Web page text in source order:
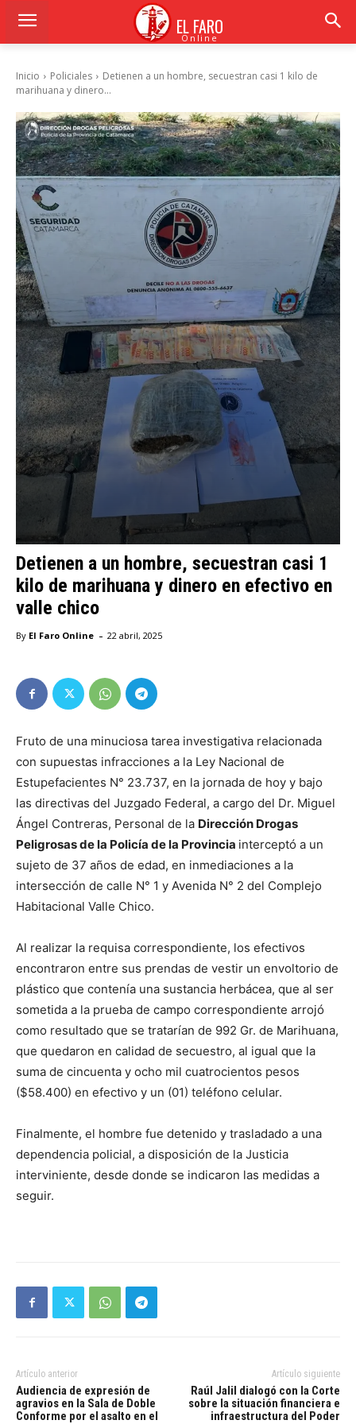
EL FARO
Online
Inicio Policiales
Detienen a un hombre, secuestran casi 1 kilo de
marihuana y dinero...
Detienen a un hombre, secuestran casi 1
kilo de marihuana y dinero en efectivo en
valle chico
By El Faro Online - 22 abril, 2025
Fruto de una minuciosa tarea investigativa relacionada
con supuestas infracciones a la Ley Nacional de
Estupefacientes N° 23.737, en la jornada de hoy y bajo
las directivas del Juzgado Federal, a cargo del Dr. Miguel
Ángel Contreras, Personal de la Dirección Drogas
Peligrosas de la Policía de la Provincia interceptó a un
sujeto de 37 años de edad, en inmediaciones a la
intersección de calle N° 1 y Avenida N° 2 del Complejo
Habitacional Valle Chico.
Al realizar la requisa correspondiente, los efectivos
encontraron entre sus prendas de vestir un envoltorio de
plástico que contenía una sustancia herbácea, que al ser
sometida a la prueba de campo correspondiente arrojó
como resultado que se tratarían de 992 Gr. de Marihuana,
que quedaron en calidad de secuestro, al igual que la
suma de cincuenta y ocho mil cuatrocientos pesos
($58.400) en efectivo y un (01) teléfono celular.
Finalmente, el hombre fue detenido y trasladado a una
dependencia policial, a disposición de la Justicia
interviniente, desde donde se indicaron las medidas a
seguir.
Artículo anterior
Audiencia de expresión de
agravios en la Sala de Doble
Conforme por el asalto en el
Artículo siguiente
Raúl Jalil dialogó con la Corte
sobre la situación financiera e
infraestructura del Poder